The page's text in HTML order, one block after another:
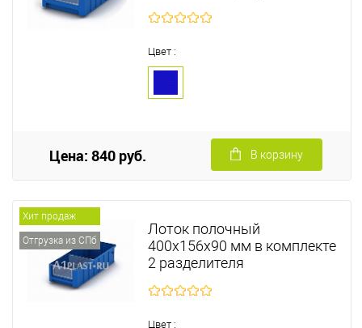
Цвет :
Цена: 840 руб. В корзину
Хит продаж
Отгрузка из СПб
Лоток полочный
400х156х90 мм в комплекте
2 разделителя
Цвет :